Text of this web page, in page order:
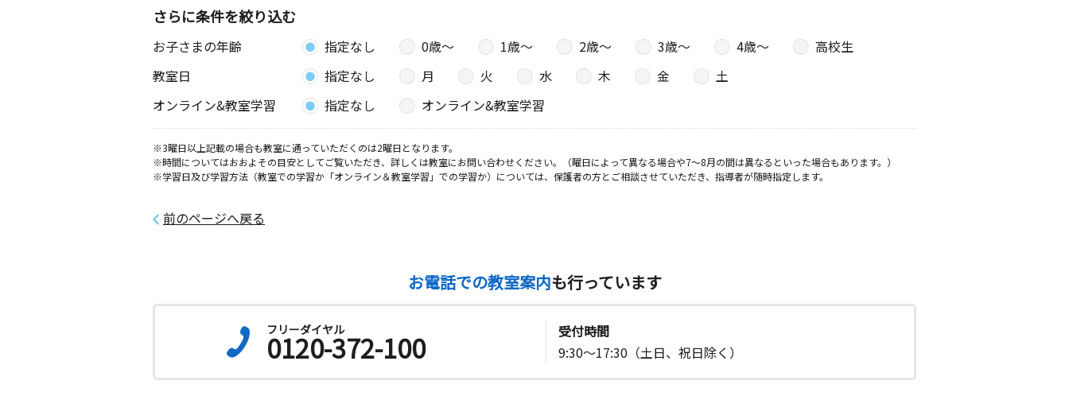
さらに条件を絞り込む
お子さまの年齢 指定なし 0歳〜 1歳〜 2歳〜 3歳〜 4歳〜
高校生
教室日
指定なし 月 火 水 木 金
土
オンライン&教室学習
指定なし オンライン&教室学習
※3曜日以上記載の場合も教室に通っていただくのは2曜日となります。
※時間についてはおおよその目安としてご覧いただき、詳しくは教室にお問い合わせください。（曜日によって異なる場合や7～8月の間は異なるといった場合もあります。）
※学習日及び学習方法（教室での学習か「オンライン＆教室学習」での学習か）については、保護者の方とご相談させていただき、指導者が随時指定します。
前のページへ戻る
お電話での教室案内も行っています
フリーダイヤル
0120-372-100
受付時間
9:30～17:30（土日、祝日除く）